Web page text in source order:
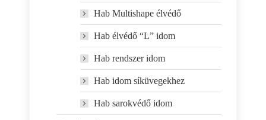
Hab Multishape élvédő
Hab élvédő “L” idom
Hab rendszer idom
Hab idom síküvegekhez
Hab sarokvédő idom